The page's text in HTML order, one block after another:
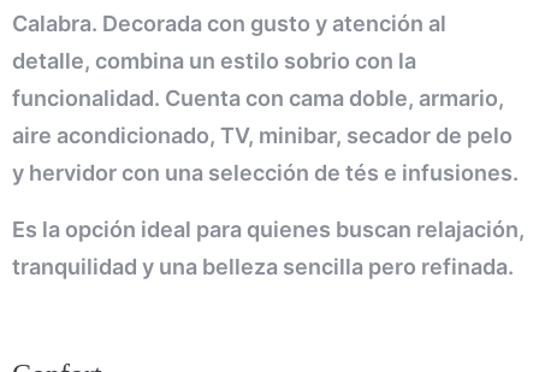
Calabra. Decorada con gusto y atención al
detalle, combina un estilo sobrio con la
funcionalidad. Cuenta con cama doble, armario,
aire acondicionado, TV, minibar, secador de pelo
y hervidor con una selección de tés e infusiones.
Es la opción ideal para quienes buscan relajación,
tranquilidad y una belleza sencilla pero refinada.